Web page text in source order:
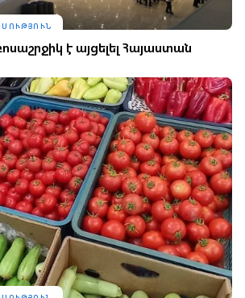
է այցելել Հայաստան